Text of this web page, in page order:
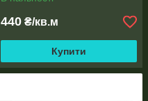
440 ₴/кв.м
Купити